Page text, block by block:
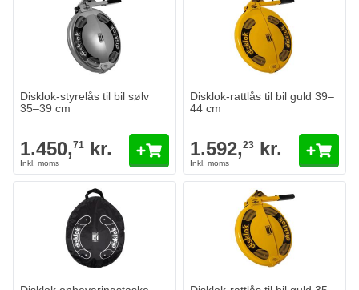
Disklok-styrelås til bil sølv
35–39 cm
1.450,71 kr.
Disklok-rattlås til bil guld 39–
44 cm
1.592,23 kr.